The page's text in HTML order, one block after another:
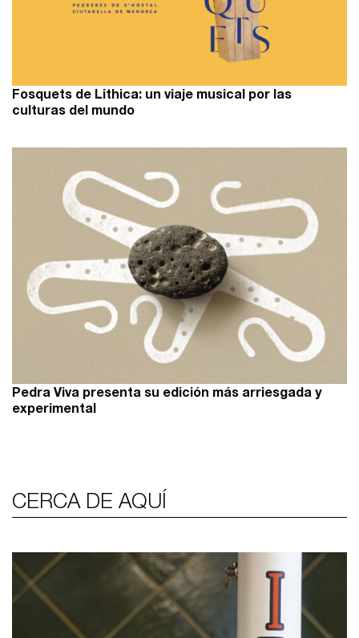
Fosquets de Lithica: un viaje musical por las
culturas del mundo
Pedra Viva presenta su edición más arriesgada y
experimental
CERCA DE AQUÍ